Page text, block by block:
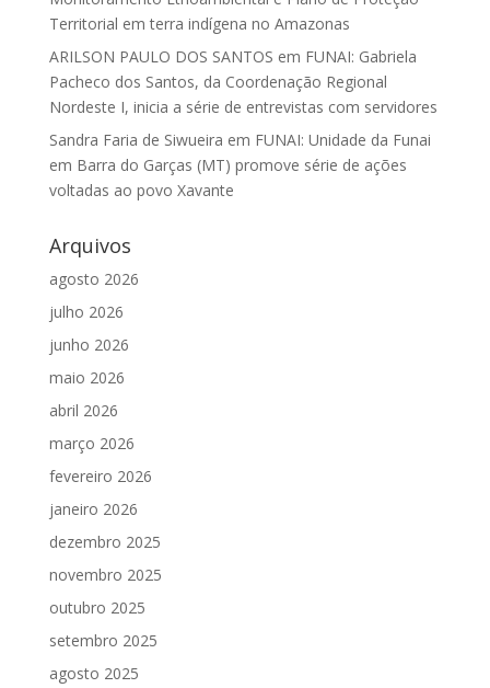
Territorial em terra indígena no Amazonas
ARILSON PAULO DOS SANTOS em FUNAI: Gabriela
Pacheco dos Santos, da Coordenação Regional
Nordeste I, inicia a série de entrevistas com servidores
Sandra Faria de Siwueira em FUNAI: Unidade da Funai
em Barra do Garças (MT) promove série de ações
voltadas ao povo Xavante
Arquivos
agosto 2026
julho 2026
junho 2026
maio 2026
abril 2026
março 2026
fevereiro 2026
janeiro 2026
dezembro 2025
novembro 2025
outubro 2025
setembro 2025
agosto 2025